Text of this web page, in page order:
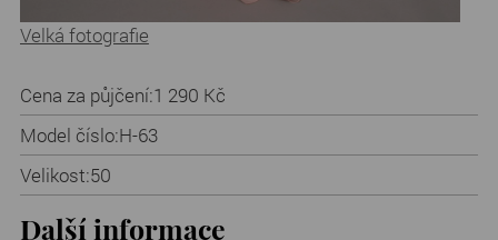
Velká fotografie
Cena za půjčení:1 290 Kč
Model číslo:H-63
Velikost:50
Další informace